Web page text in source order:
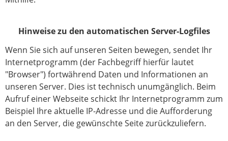
Hinweise zu den automatischen Server-Logfiles
Wenn Sie sich auf unseren Seiten bewegen, sendet Ihr
Internetprogramm (der Fachbegriff hierfür lautet
"Browser") fortwährend Daten und Informationen an
unseren Server. Dies ist technisch unumgänglich. Beim
Aufruf einer Webseite schickt Ihr Internetprogramm zum
Beispiel Ihre aktuelle IP-Adresse und die Aufforderung
an den Server, die gewünschte Seite zurückzuliefern.